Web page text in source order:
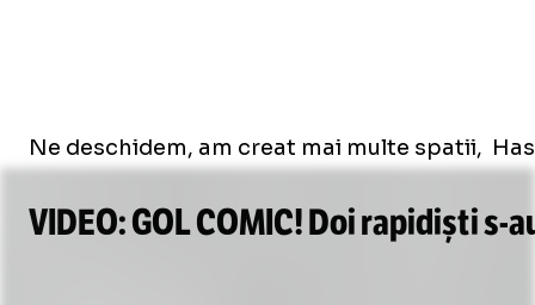
Ne deschidem, am creat mai multe spatii,
VIDEO: GOL COMIC! Doi rapidiștis-